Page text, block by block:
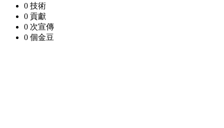
0 技術
0 貢獻
0 次宣傳
0 個金豆